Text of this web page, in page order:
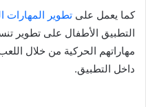
كما يعمل على تطوير المهارات
التطبيق الأطفال على تطوير
مهاراتهم الحركية من خلال
داخل التطبيق.